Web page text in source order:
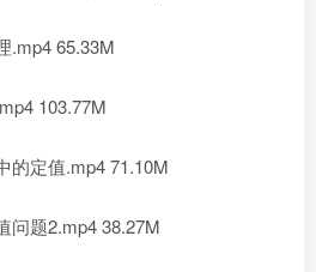
65.33M
103.77M
定值.mp4 71.10M
题2.mp4 38.27M